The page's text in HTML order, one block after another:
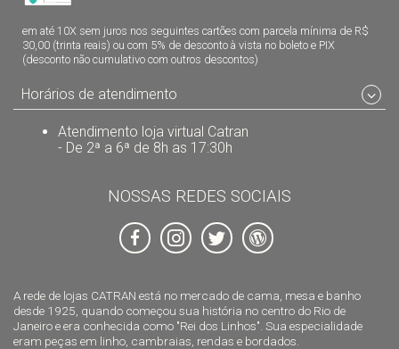
A rede de lojas CATRAN está no mercado de cama, mesa e banho
desde 1925, quando começou sua história no centro do Rio de
Janeiro e era conhecida como "Rei dos Linhos". Sua especialidade
eram peças em linho, cambraias, rendas e bordados.
em até 10X sem juros nos seguintes cartões com parcela mínima de R$
30,00 (trinta reais) ou com 5% de desconto à vista no boleto e PIX
(desconto não cumulativo com outros descontos)
Horários de atendimento
Atendimento loja virtual Catran
- De 2ª a 6ª de 8h as 17:30h
NOSSAS REDES SOCIAIS